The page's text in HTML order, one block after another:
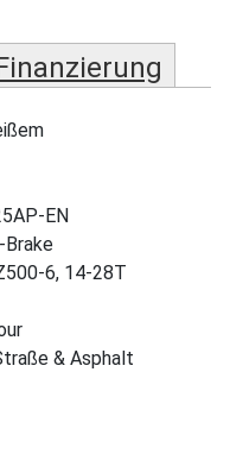
EN
Brake
6, 14-28T
& Asphalt